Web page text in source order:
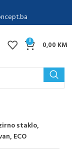
0 0,00 KM
staklo,
ECO